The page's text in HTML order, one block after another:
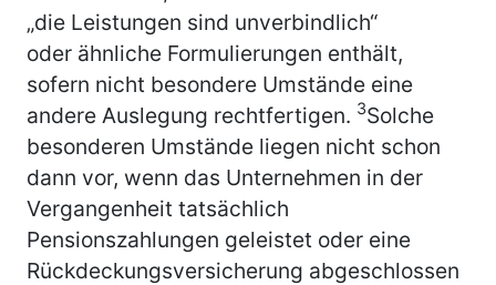
„die Leistungen sind unverbindlich“
oder ähnliche Formulierungen enthält,
sofern nicht besondere Umstände eine
andere Auslegung rechtfertigen. 3Solche
besonderen Umstände liegen nicht schon
dann vor, wenn das Unternehmen in der
Vergangenheit tatsächlich
Pensionszahlungen geleistet oder eine
Rückdeckungsversicherung abgeschlossen